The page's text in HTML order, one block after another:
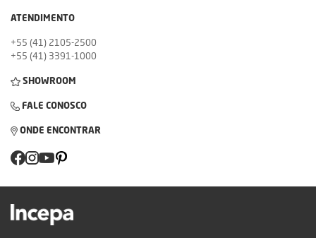
ATENDIMENTO
+55 (41) 2105-2500
+55 (41) 3391-1000
SHOWROOM
FALE CONOSCO
ONDE ENCONTRAR